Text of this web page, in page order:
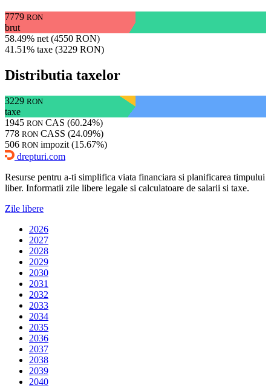
7779 RON
brut
58.49% net (4550 RON)
41.51% taxe (3229 RON)
Distributia taxelor
3229 RON
taxe
1945 RON CAS (60.24%)
778 RON CASS (24.09%)
506 RON impozit (15.67%)
drepturi.com
Resurse pentru a-ti simplifica viata financiara si planificarea timpului
liber. Informatii zile libere legale si calculatoare de salarii si taxe.
Zile libere
2026
2027
2028
2029
2030
2031
2032
2033
2034
2035
2036
2037
2038
2039
2040